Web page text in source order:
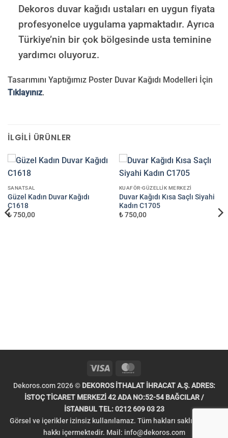
Dekoros duvar kağıdı ustaları en uygun fiyata
profesyonelce uygulama yapmaktadır. Ayrıca
Türkiye’nin bir çok bölgesinde usta teminine
yardımcı oluyoruz.
Tasarımını Yaptığımız Poster Duvar Kağıdı Modelleri İçin
Tıklayınız.
İLGILI ÜRÜNLER
SANATSAL
Güzel Kadın Duvar Kağıdı
C1618
₺ 750,00
KUAFÖR-GÜZELLIK MERKEZI
Duvar Kağıdı Kısa Saçlı Siyahi
Kadın C1705
₺ 750,00
Visa
Dekoros.com 2026 © DEKOROS İTHALAT İHRACAT A.Ş. ADRES:
İSTOÇ TİCARET MERKEZİ 42 ADA NO:52-54 BAĞCILAR /
İSTANBUL TEL: 0212 609 03 23
Görsel ve içerikler izinsiz kullanılamaz. Tüm hakları saklıdır. Telif
hakkı içermektedir. Mail: info@dekoros.com